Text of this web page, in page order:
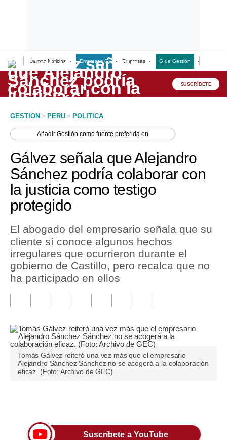
Últimas Noticias Empresas G Empresas G de Gestión
Lo último
Peru Quiosco
Economía
Mercados
Perú
Política
Tu Dinero
Finanzas Personales
Plus G
Opinión
Editorial
Pregunta de hoy
Lujo
SUSCRÍBETE
GESTION > PERU > POLITICA
AñadirGestión como fuente preferida en
Gálvez señala que Alejandro
Sánchez podría colaborar con
la justicia como testigo
protegido
El abogado del empresario señala que su
cliente sí conoce algunos hechos
irregulares que ocurrieron durante el
gobierno de Castillo, pero recalca que no
ha participado en ellos
Tomás Gálvez reiteró una vez más que el empresario
Alejandro Sánchez Sánchez no se acogerá a la colaboración
eficaz. (Foto: Archivo de GEC)
Suscríbete a YouTube